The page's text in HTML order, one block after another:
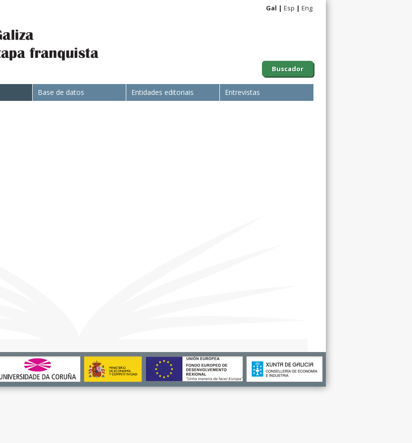
Buscador
Gal Esp Eng
Base de datos Entidades editoriais Entrevistas